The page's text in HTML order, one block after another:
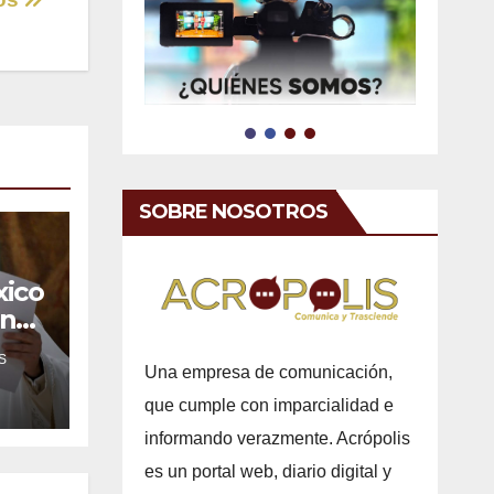
SOBRE NOSOTROS
Una empresa de comunicación,
que cumple con imparcialidad e
informando verazmente. Acrópolis
es un portal web, diario digital y